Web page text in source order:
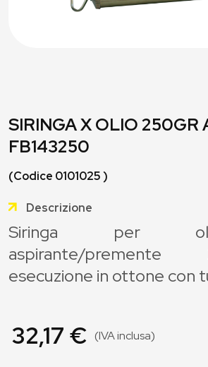
SIRINGA X OLIO 250GR
FB143250
(Codice 0101025 )
Descrizione
Siringa per
aspirante/
esecuzione in ottone con
32,17 € (IVA inclusa)